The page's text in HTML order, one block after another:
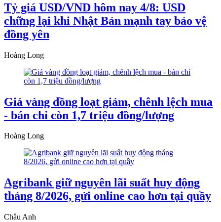
Tỷ giá USD/VND hôm nay 4/8: USD
chững lại khi Nhật Bản mạnh tay bảo vệ
đồng yên
Hoàng Long
Giá vàng đồng loạt giảm, chênh lệch mua
- bán chỉ còn 1,7 triệu đồng/lượng
Hoàng Long
Agribank giữ nguyên lãi suất huy động
tháng 8/2026, gửi online cao hơn tại quầy
Châu Anh